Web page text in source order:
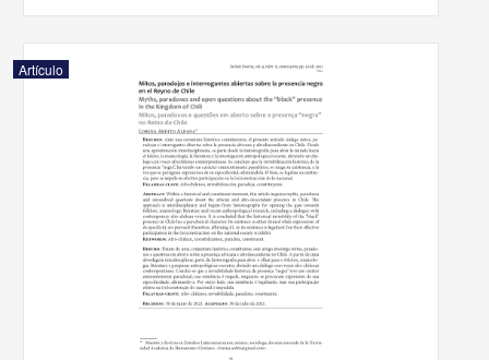
Artículo